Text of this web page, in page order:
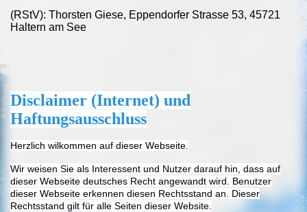
(RStV): Thorsten Giese, Eppendorfer Strasse 53, 45721
Haltern am See
Disclaimer (Internet) und
Haftungsausschluss
Herzlich wilkommen auf dieser Webseite.
Wir weisen Sie als Interessent und Nutzer darauf hin, dass auf
dieser Webseite deutsches Recht angewandt wird. Benutzer
dieser Webseite erkennen diesen Rechtsstand an. Dieser
Rechtsstand gilt für alle Seiten dieser Website.